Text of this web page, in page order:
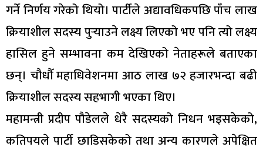
गर्ने निर्णय गरेको थियो। पार्टीले अद्यावधिकपछि पाँच लाख
क्रियाशील सदस्य पुर्‍याउने लक्ष्य लिएको भए पनि त्यो लक्ष्य
हासिल हुने सम्भावना कम देखिएको नेताहरूले बताएका
छन्। चौधौँ महाधिवेशनमा आठ लाख ७२ हजारभन्दा बढी
क्रियाशील सदस्य सहभागी भएका थिए।
महामन्त्री प्रदीप पौडेलले धेरै सदस्यको निधन भइसकेको,
कतिपयले पार्टी छाडिसकेको तथा अन्य कारणले अपेक्षित